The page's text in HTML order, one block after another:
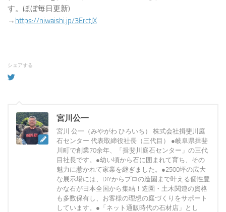
す。ほぼ毎日更新)
→ https://niwaishi.jp/3ErctJX
シェアする
宮川公一
宮川 公一（みやがわ ひろいち） 株式会社揖斐川庭
石センター 代表取締役社長（三代目） ●岐阜県揖斐
川町で創業70余年、「揖斐川庭石センター」の三代
目社長です。●幼い頃から石に囲まれて育ち、その
魅力に惹かれて家業を継ぎました。●2500坪の広大
な展示場には、DIYからプロの造園まで叶える個性豊
かな石が日本全国から集結！造園・土木関連の資格
も多数保有し、お客様の理想の庭づくりをサポート
しています。●「ネット通販時代の石材店」とし